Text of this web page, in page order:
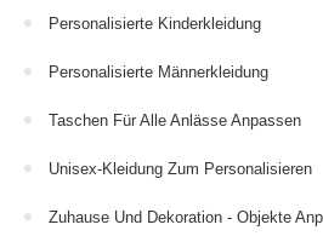
Personalisierte Kinderkleidung
Personalisierte Männerkleidung
Taschen Für Alle Anlässe Anpassen
Unisex-Kleidung Zum Personalisieren
Zuhause Und Dekoration - Objekte